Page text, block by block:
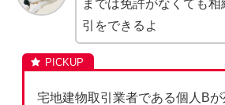
までは免許がなくても
引をできるよ
宅地建物取引業者である個人Bが